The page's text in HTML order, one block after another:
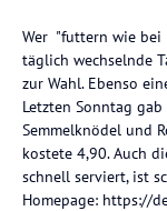
Wer "futtern wie bei
täglich wechselnde
zur Wahl. Ebenso
Letzten Sonntag
Semmelknödel und
kostete 4,90. Auch
schnell serviert, ist
Homepage: https://